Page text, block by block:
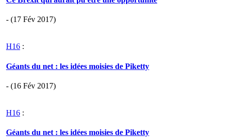
- (17 Fév 2017)
H16 :
Géants du net : les idées moisies de Piketty
- (16 Fév 2017)
H16 :
Géants du net : les idées moisies de Piketty